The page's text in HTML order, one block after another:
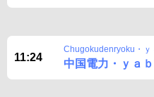
11:24
Chugokudenryoku・ｙ
中国電力・ｙａ